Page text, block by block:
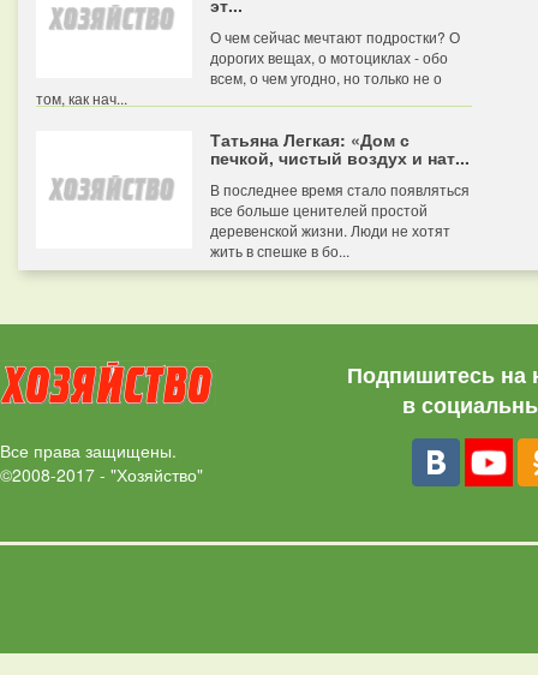
эт...
О чем сейчас мечтают подростки? О
дорогих вещах, о мотоциклах - обо
всем, о чем угодно, но только не о
том, как нач...
Татьяна Легкая: «Дом с
печкой, чистый воздух и нат...
В последнее время стало появляться
все больше ценителей простой
деревенской жизни. Люди не хотят
жить в спешке в бо...
Все права защищены.
©2008-2017 - "Хозяйство"
Подпишитесь на
в